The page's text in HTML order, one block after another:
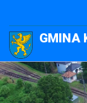
GMINA